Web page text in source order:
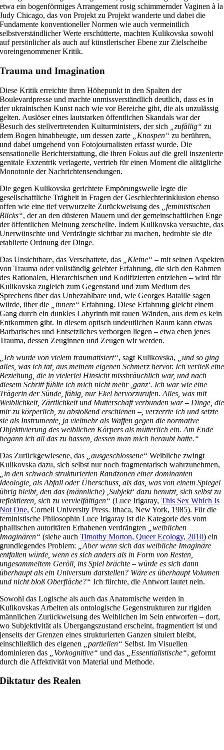
etwa ein bogenförmiges Arrangement rosig schimmernder Vaginen à la
Judy Chicago, das von Projekt zu Projekt wanderte und dabei die
Fundamente konventioneller Normen wie auch vermeintlich
selbstverständlicher Werte erschütterte, machten Kulikovska sowohl
auf persönlicher als auch auf künstlerischer Ebene zur Zielscheibe
voreingenommener Kritik.
Trauma und Imagination
Diese Kritik erreichte ihren Höhepunkt in den Spalten der
Boulevardpresse und machte unmissverständlich deutlich, dass es in
der ukrainischen Kunst nach wie vor Bereiche gibt, die als unzulässig
gelten. Auslöser eines lautstarken öffentlichen Skandals war der
Besuch des stellvertretenden Kulturministers, der sich
„zufällig“ zu
dem Bogen hinabbeugte, um dessen zarte
„Knospen“ zu berühren,
und dabei umgehend von Fotojournalisten erfasst wurde. Die
sensationelle Berichterstattung, die ihren Fokus auf die grell inszenierte
genitale Exzentrik verlagerte, vertrieb für einen Moment die alltägliche
Monotonie der Nachrichtensendungen.
Die gegen Kulikovska gerichtete Empörungswelle legte die
gesellschaftliche Trägheit in Fragen der Geschlechterinklusion ebenso
offen wie eine tief verwurzelte Zurückweisung des
„feministischen
Blicks“, der an den düsteren Mauern und der gemeinschaftlichen Enge
der öffentlichen Meinung zerschellte. Indem Kulikovska versuchte, das
Unerwünschte und Verdrängte sichtbar zu machen, bedrohte sie die
etablierte Ordnung der Dinge.
Das Unsichtbare, das Verschattete, das
„Kleine“ – mit seinen Aspekten
von Trauma oder vollständig gelebter Erfahrung, die sich den Rahmen
des Rationalen, Hierarchischen und Kodifizierten entziehen – wird für
Kulikovska zugleich zum Gegenstand und zum Medium des
Sprechens über das Unbezahlbare und, wie Georges Bataille sagen
würde, über die
„innere“ Erfahrung. Diese Erfahrung gleicht einem
Gang durch ein dunkles Labyrinth mit rauen Wänden, aus dem es kein
Entkommen gibt. In diesem optisch undeutlichen Raum kann etwas
Barbarisches und Entsetzliches verborgen liegen – etwa eben jenes
Trauma, dessen Zeuginnen und Zeugen wir werden.
„Ich wurde von vielem traumatisiert“, sagt Kulikovska,
„und so ging
alles, was ich tat, aus meinem eigenen Schmerz hervor. Ich verließ eine
Beziehung, die in vielerlei Hinsicht missbräuchlich war, und nach
diesem Schritt fühlte ich mich nicht mehr ‚ganz‘. Ich war wie eine
Trägerin der Sünde, fähig, nur Ekel hervorzurufen. Alles, was mit
Weiblichkeit, Zärtlichkeit und Mutterschaft verbunden war – Dinge, die
mir zu körperlich, zu abstoßend erschienen –, verzerrte ich und setzte
sie als Instrumente, ja vielmehr als Waffen gegen die normative
Objektivierung des weiblichen Körpers als mütterlich ein. Am Ende
begann ich all das zu hassen, dessen man mich beraubt hatte.“
Das Zurückgewiesene, das
„ausgeschlossene“ Weibliche zwingt
Kulikovska dazu, sich selbst nur noch fragmentarisch wahrzunehmen,
„in den schwach strukturierten Randzonen einer dominanten
Ideologie, als Abfall oder Überschuss, als das, was von einem Spiegel
übrig bleibt, den das (männliche) ‚Subjekt‘ dazu benutzt, sich selbst zu
reflektieren, sich zu vervielfältigen“ (Luce Irigaray,This Sex Which Is
Not One, Cornell University Press. Ithaca, New York, 1985). Für die
feministische Philosophin Luce Irigaray ist die Kategorie des vom
phallischen autoritären Erhabenen verdrängten
„weiblichen
Imaginären“ (siehe auchTimothy Morton, Queer Ecology, 2010) ein
grundlegendes Problem:
„Aber wenn sich das weibliche Imaginäre
entfalten würde, wenn es sich anders als in Form von Resten,
ungesammeltem Geröll, ins Spiel brächte – würde es sich dann
überhaupt als ein Universum darstellen? Wäre es überhaupt Volumen
und nicht bloß Oberfläche?“ Ich fürchte, die Antwort lautet nein.
Sowohl das Logische als auch das Anatomische werden in
Kulikovskas Arbeiten als ontologische Gegenstrukturen zur rigiden
männlichen Zurückweisung des Weiblichen im Sein entworfen – dort,
wo Subjektivität als Übergangszustand erscheint, fragmentiert ist und
jenseits der Grenzen eines strukturierten Ganzen situiert bleibt,
einschließlich des eigenen
„partiellen“ Selbst. Im Visuellen
dominieren das
„Vorkognitive“ und das „Essentialistische“, geformt
durch die Affektivität von Material und Methode.
Diktatur des Realen